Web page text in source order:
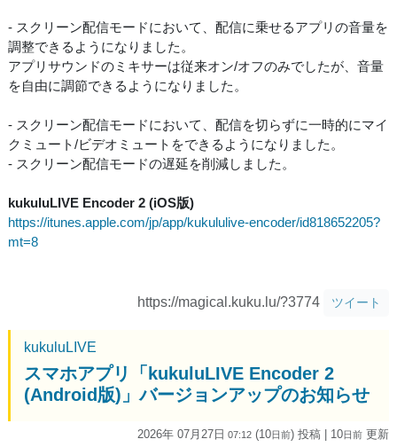
- スクリーン配信モードにおいて、配信に乗せるアプリの音量を
調整できるようになりました。
アプリサウンドのミキサーは従来オン/オフのみでしたが、音量
を自由に調節できるようになりました。
- スクリーン配信モードにおいて、配信を切らずに一時的にマイ
クミュート/ビデオミュートをできるようになりました。
- スクリーン配信モードの遅延を削減しました。
kukuluLIVE Encoder 2 (iOS版)
https://itunes.apple.com/jp/app/kukululive-encoder/id818652205?
mt=8
https://magical.kuku.lu/?3774 ツイート
kukuluLIVE
スマホアプリ「kukuluLIVE Encoder 2
(Android版)」バージョンアップのお知らせ
2026年 07月27日 07:12 (10日前) 投稿 | 10日前 更新